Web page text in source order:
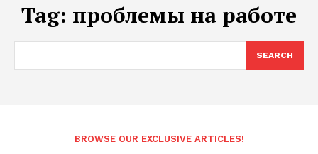
Tag: проблемы на работе
SEARCH
BROWSE OUR EXCLUSIVE ARTICLES!